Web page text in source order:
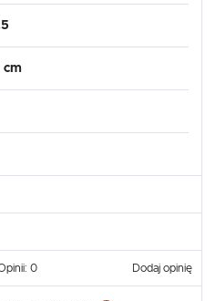
cm
0 Dodaj opinię